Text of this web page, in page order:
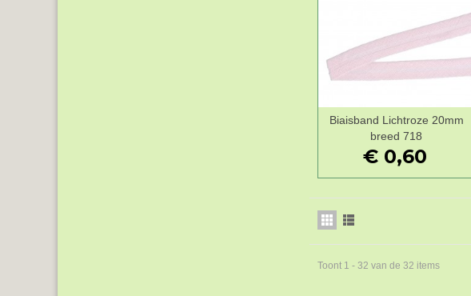
Wenslijst
Biaisband Lichtroze 20mm
breed 718
€ 0,60
Toont 1 - 32 van de 32 items